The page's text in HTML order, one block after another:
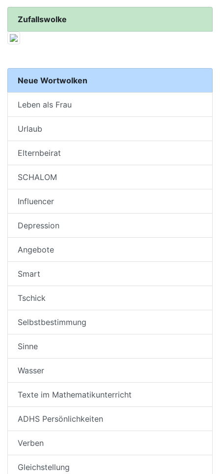
Zufallswolke
Neue Wortwolken
Leben als Frau
Urlaub
Elternbeirat
SCHALOM
Influencer
Depression
Angebote
Smart
Tschick
Selbstbestimmung
Sinne
Wasser
Texte im Mathematikunterricht
ADHS Persönlichkeiten
Verben
Gleichstellung